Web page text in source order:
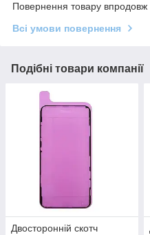
Повернення товару впродовж
Всі умови повернення
Подібні товари компанії
Двосторонній скотч